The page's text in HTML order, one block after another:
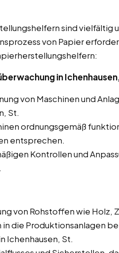
sind vielfältig
von Papier
in
von Maschinen und
St.
ordnungsgemäß
entsprechen.
Kontrollen und
von Rohstoffen wie Holz,
die Produktionsanlagen
Ichenhausen, St.